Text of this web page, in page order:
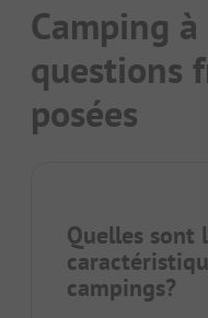
Camping
questions
posées
Quelles sont
campings?